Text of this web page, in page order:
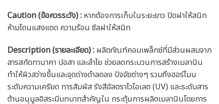
Caution(ข้อควรระวัง) : หากต้องการเก็บในระยะยาว ปิดฝาให้สนิท
ห้ามโดนแสงแดด ความร้อน ซีลฝาให้สนิท
Description (รายละเอียด): ผลิตภัณฑ์คอมเพล็กซ์ที่มีส่วนผสมจาก
สารสกัดทานาคา ปอสา และลำไย ช่วยลดกระบวนการสร้างเมลานิน
ทำให้ผิวสว่างขึ้นและจุดด่างดำลดลง ปัจจัยต่างๆ รวมถึงฮอร์โมน
ระดับความเครียด การสัมผัส รังสีอัลตราไวโอเลต (UV) และระดับสาร
ต้านอนุมูลอิสระมีบทบาทสําคัญใน กระตุ้นการผลิตเมลานินโดยการ